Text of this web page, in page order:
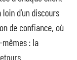
d’un discours
de confiance, où
mêmes : la